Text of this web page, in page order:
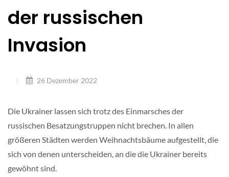
der russischen
Invasion
26 Dezember 2022
Die Ukrainer lassen sich trotz des Einmarsches der
russischen Besatzungstruppen nicht brechen. In allen
größeren Städten werden Weihnachtsbäume aufgestellt, die
sich von denen unterscheiden, an die die Ukrainer bereits
gewöhnt sind.